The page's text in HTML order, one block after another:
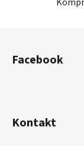
Facebook
Kontakt